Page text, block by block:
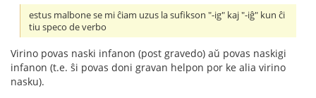
estus malbone se mi ĉiam uzus la sufikson "-ig" kaj "-iĝ" kun ĉi
tiu speco de verbo
Virino povas naski infanon (post gravedo) aŭ povas naskigi
infanon (t.e. ŝi povas doni gravan helpon por ke alia virino
nasku).